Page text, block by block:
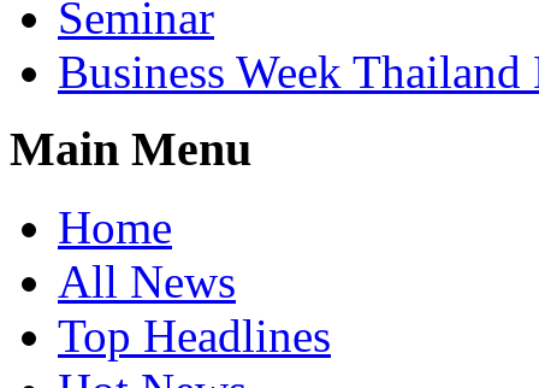
Seminar
Business Week Thailand
Main Menu
Home
All News
Top Headlines